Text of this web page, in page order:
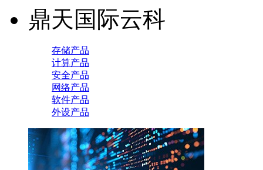
鼎天国际云科
存储产品
计算产品
安全产品
网络产品
软件产品
外设产品